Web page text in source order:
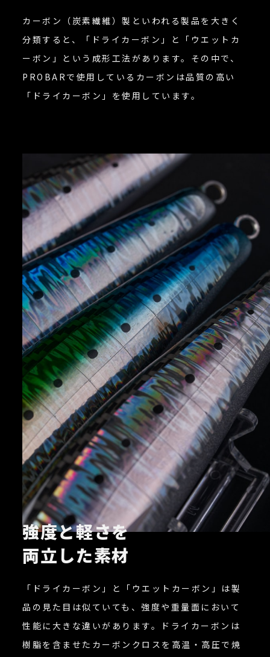
カーボン（炭素繊維）製といわれる製品を大きく
分類すると、「ドライカーボン」と「ウエットカ
ーボン」という成形工法があります。その中で、
PROBARで使用しているカーボンは品質の高い
「ドライカーボン」を使用しています。
強度と軽さを
両立した素材
「ドライカーボン」と「ウエットカーボン」は製
品の見た目は似ていても、強度や重量面において
性能に大きな違いがあります。ドライカーボンは
樹脂を含ませたカーボンクロスを高温・高圧で焼